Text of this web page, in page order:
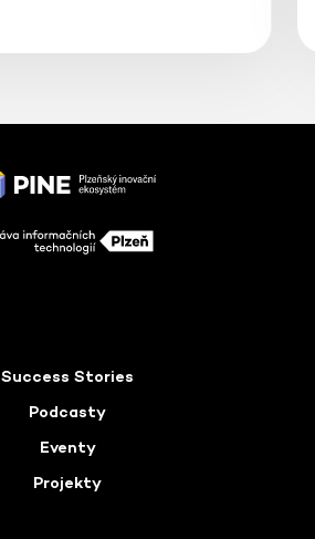
Success Stories
Podcasty
Eventy
Projekty